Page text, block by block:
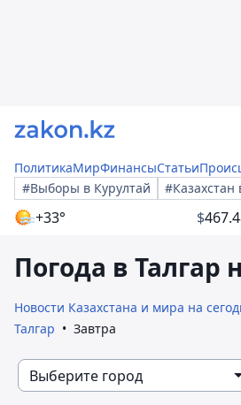
ПолитикаМирФинансыСтатьи
#Выборы в Курултай
#Казахстан
+33° $
Погода в Талгар
Новости Казахстана и мира на
Талгар
Завтра
Выберите город